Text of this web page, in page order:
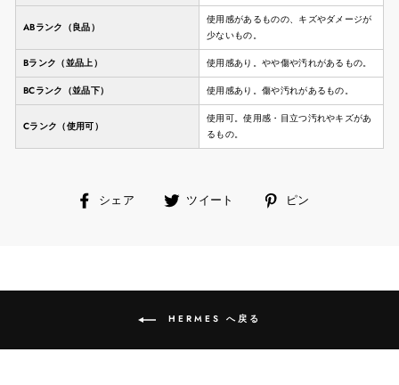
ABランク（良品）
使用感があるものの、キズやダメージが
少ないもの。
Bランク（並品上） 使用感あり。やや傷や汚れがあるもの。
BCランク（並品下） 使用感あり。傷や汚れがあるもの。
Cランク（使用可）
使用可。使用感・目立つ汚れやキズがあ
るもの。
シェア
facebook
る
ツイート ピン
HERMES へ戻る